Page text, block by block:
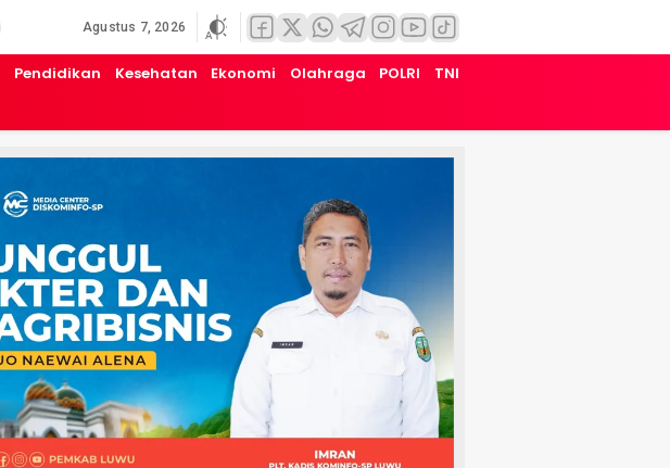
Agustus 7, 2026
Pendidikan Kesehatan Ekonomi Olahraga POLRI
TNI